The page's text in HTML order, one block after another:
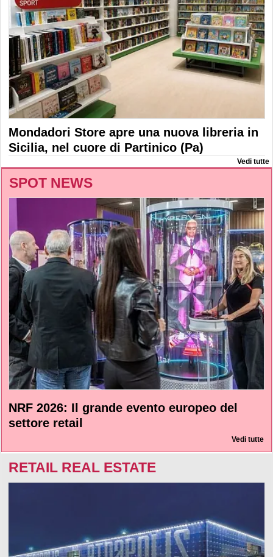
Mondadori Store apre una nuova libreria in
Sicilia, nel cuore di Partinico (Pa)
Vedi tutte
SPOT NEWS
NRF 2026: Il grande evento europeo del
settore retail
Vedi tutte
RETAIL REAL ESTATE